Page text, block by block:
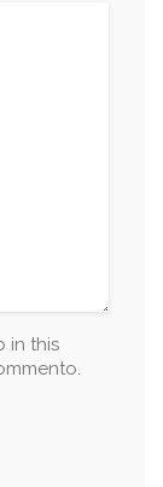
in this